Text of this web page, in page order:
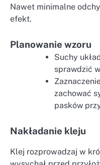
Nawet minimalne
efekt.
Planowanie wzoru
Suchy
sprawdzić
zachować
pasków
Nakładanie kleju
Klej rozprowadzaj w